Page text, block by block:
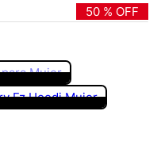
50 % OFF